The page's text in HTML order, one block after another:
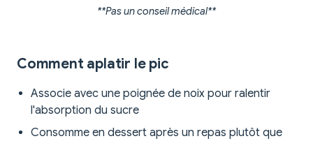
**Pas un conseil médical**
Comment aplatir le pic
Associe avec une poignée de noix pour ralentir
l'absorption du sucre
Consomme en dessert après un repas plutôt que